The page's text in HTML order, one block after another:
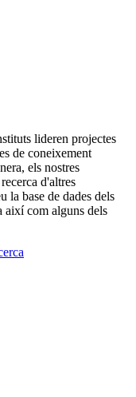
lideren projectes
de coneixement
els nostres
d'altres
la base de dades dels
així com alguns dels